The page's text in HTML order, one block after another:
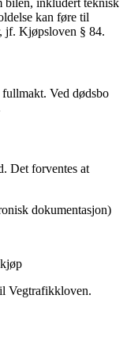
bilen, inkludert teknisk
kan føre til
jf. Kjøpsloven § 84.
Ved dødsbo
Det forventes at
dokumentasjon)
Vegtrafikkloven.